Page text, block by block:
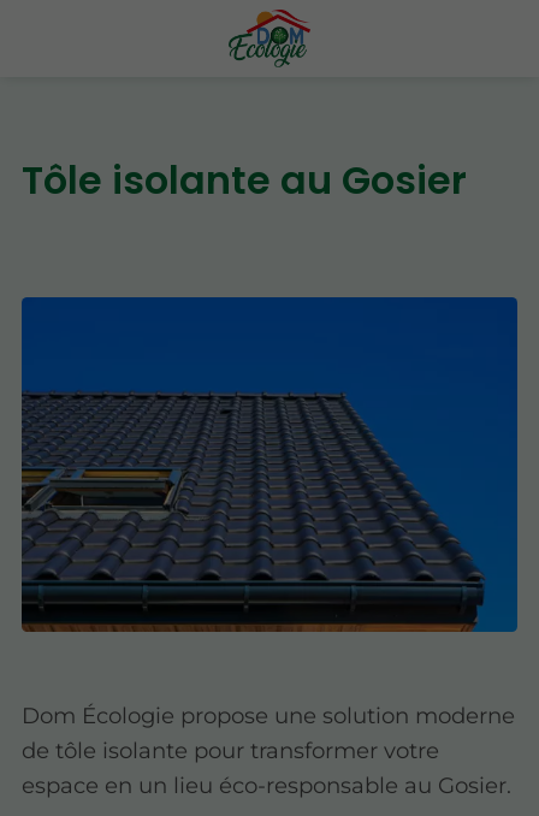
Tôle isolante au Gosier
Dom Écologie propose une solution moderne
de tôle isolante pour transformer votre
espace en un lieu éco-responsable au Gosier.